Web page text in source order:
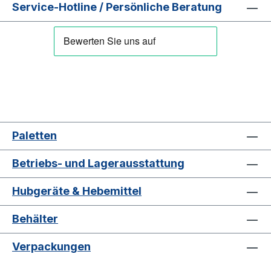
Service-Hotline / Persönliche Beratung
Paletten
Betriebs- und Lagerausstattung
Hubgeräte & Hebemittel
Behälter
Verpackungen